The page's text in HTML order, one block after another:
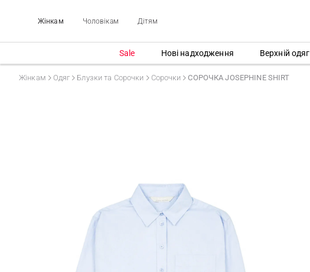
Жінкам Чоловікам Дітям
Sale Нові надходження Верхній одяг
Жінкам Одяг Блузки та Сорочки Сорочки СОРОЧКА JOSEPHINE SHIRT